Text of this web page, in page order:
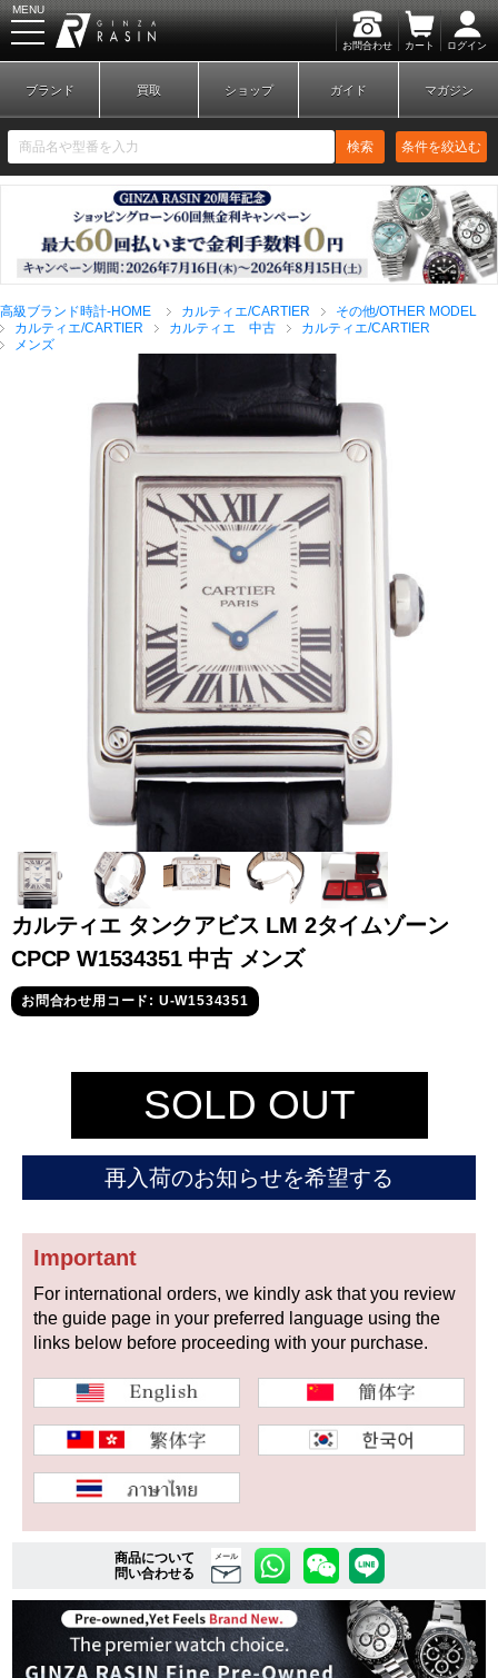
お問合わせ カート ログイン
MENU
新規会員登録 ログイン
ブランドから探す
全てのブランドを見
ロレックス
オーデマピゲ ウブロ カルティエ
セイコー
オメガ
ヴァシュロン
コンスタンタン
チューダー パネライ
商品の状態から探す
中古品 アンティーク品
WEB限定品
複数条件で商品を絞り込む
詳細検索はこちら
ブランド 買取 ショップ ガイド マガジン
検索 条件を絞込む
高級ブランド時計-HOME カルティエ/CARTIER
その他/OTHER MODEL
カルティエ/CARTIER
カルティエ 中古
カルティエ/CARTIER
メンズ
カルティエ タンクアビス LM 2タイムゾーン
CPCP W1534351 中古 メンズ
お問合わせ用コード: U-W1534351
SOLD OUT
再入荷のお知らせを希望する
Important
For international orders, we kindly ask that you review
the guide page in your preferred language using the
links below before proceeding with your purchase.
商品について
問い合わせる
メール